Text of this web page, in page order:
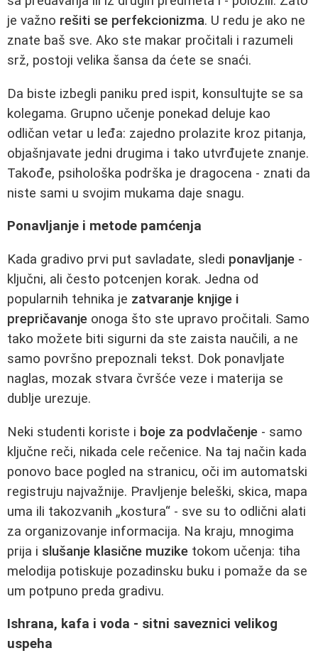
je važno rešiti se perfekcionizma. U redu je ako ne
znate baš sve. Ako ste makar pročitali i razumeli
srž, postoji velika šansa da ćete se snaći.
Da biste izbegli paniku pred ispit, konsultujte se sa
kolegama. Grupno učenje ponekad deluje kao
odličan vetar u leđa: zajedno prolazite kroz pitanja,
objašnjavate jedni drugima i tako utvrđujete znanje.
Takođe, psihološka podrška je dragocena - znati da
niste sami u svojim mukama daje snagu.
Ponavljanje i metode pamćenja
Kada gradivo prvi put savladate, sledi ponavljanje -
ključni, ali često potcenjen korak. Jedna od
popularnih tehnika je zatvaranje knjige i
prepričavanje onoga što ste upravo pročitali. Samo
tako možete biti sigurni da ste zaista naučili, a ne
samo površno prepoznali tekst. Dok ponavljate
naglas, mozak stvara čvršće veze i materija se
dublje urezuje.
Neki studenti koriste i boje za podvlačenje - samo
ključne reči, nikada cele rečenice. Na taj način kada
ponovo bace pogled na stranicu, oči im automatski
registruju najvažnije. Pravljenje beleški, skica, mapa
uma ili takozvanih „kostura“ - sve su to odlični alati
za organizovanje informacija. Na kraju, mnogima
prija i slušanje klasične muzike tokom učenja: tiha
melodija potiskuje pozadinsku buku i pomaže da se
um potpuno preda gradivu.
Ishrana, kafa i voda - sitni saveznici velikog
uspeha